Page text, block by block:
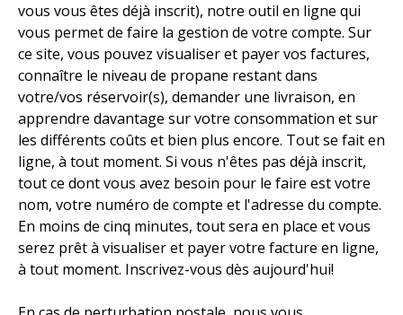
vous vous êtes déjà inscrit), notre outil en ligne qui
vous permet de faire la gestion de votre compte. Sur
ce site, vous pouvez visualiser et payer vos factures,
connaître le niveau de propane restant dans
votre/vos réservoir(s), demander une livraison, en
apprendre davantage sur votre consommation et sur
les différents coûts et bien plus encore. Tout se fait en
ligne, à tout moment. Si vous n'êtes pas déjà inscrit,
tout ce dont vous avez besoin pour le faire est votre
nom, votre numéro de compte et l'adresse du compte.
En moins de cinq minutes, tout sera en place et vous
serez prêt à visualiser et payer votre facture en ligne,
à tout moment. Inscrivez-vous dès aujourd'hui!